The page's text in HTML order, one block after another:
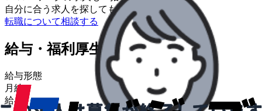
自分に合う求人を探してもらう/
転職について相談する
給与・福利厚生
給与形態
月給
給与